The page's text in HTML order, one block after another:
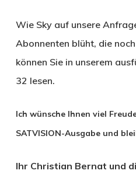
Wie Sky auf unsere
Abonnenten blüht, die
können Sie in unserem
32 lesen.
Ich wünsche Ihnen viel
SATVISION-Ausgabe und
Ihr Christian Bernat und